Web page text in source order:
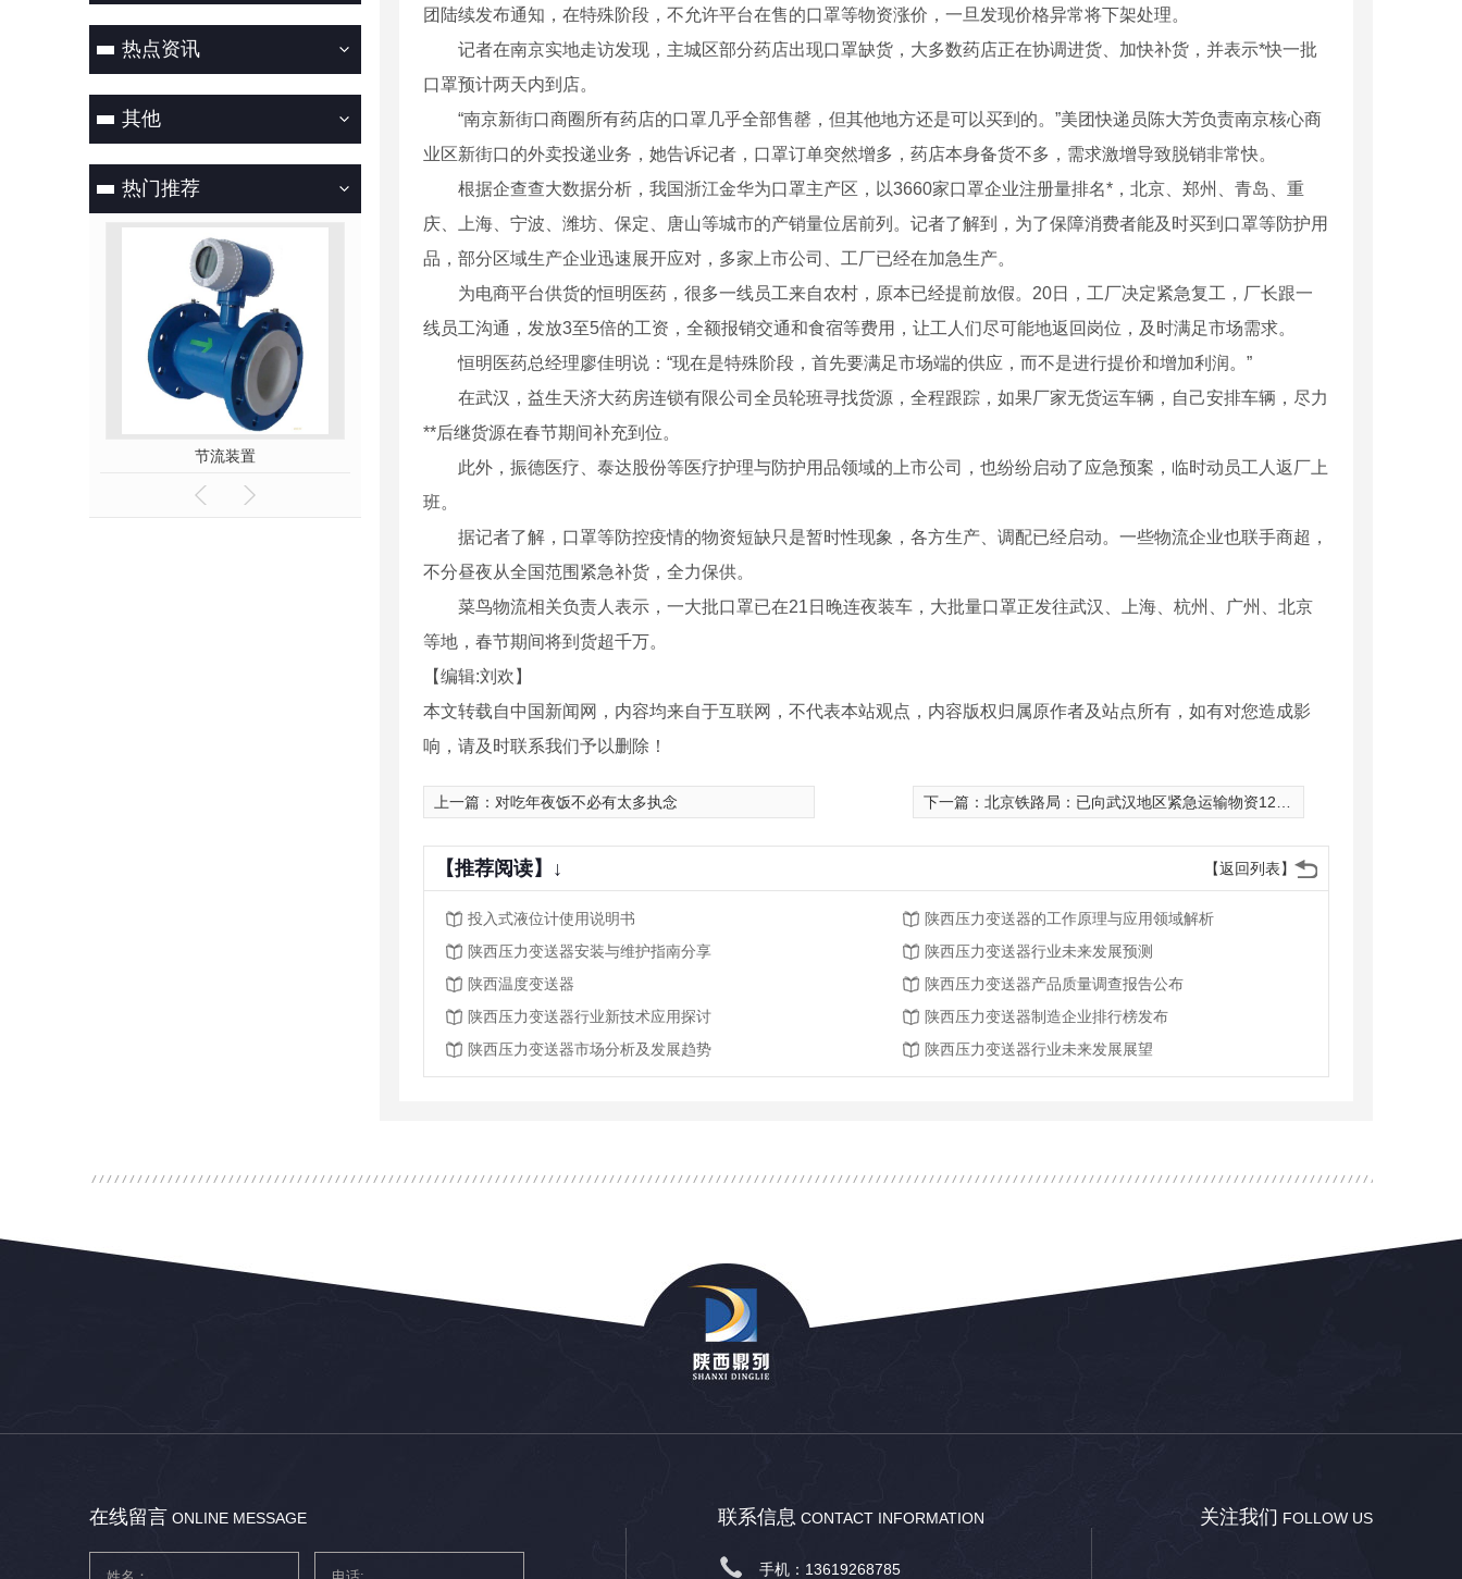
热点资讯
其他
热门推荐
节流装置 超声波液（物）位计 磁翻板液位计
团陆续发布通知，在特殊阶段，不允许平台在售的口罩等物资涨价，一旦发现价格异常将下架处理。
记者在南京实地走访发现，主城区部分药店出现口罩缺货，大多数药店正在协调进货、加快补货，并表示*快一批
口罩预计两天内到店。
“南京新街口商圈所有药店的口罩几乎全部售罄，但其他地方还是可以买到的。”美团快递员陈大芳负责南京核心商
业区新街口的外卖投递业务，她告诉记者，口罩订单突然增多，药店本身备货不多，需求激增导致脱销非常快。
根据企查查大数据分析，我国浙江金华为口罩主产区，以3660家口罩企业注册量排名*，北京、郑州、青岛、重
庆、上海、宁波、潍坊、保定、唐山等城市的产销量位居前列。记者了解到，为了保障消费者能及时买到口罩等防护用
品，部分区域生产企业迅速展开应对，多家上市公司、工厂已经在加急生产。
为电商平台供货的恒明医药，很多一线员工来自农村，原本已经提前放假。20日，工厂决定紧急复工，厂长跟一
线员工沟通，发放3至5倍的工资，全额报销交通和食宿等费用，让工人们尽可能地返回岗位，及时满足市场需求。
恒明医药总经理廖佳明说：“现在是特殊阶段，首先要满足市场端的供应，而不是进行提价和增加利润。”
在武汉，益生天济大药房连锁有限公司全员轮班寻找货源，全程跟踪，如果厂家无货运车辆，自己安排车辆，尽力
**后继货源在春节期间补充到位。
此外，振德医疗、泰达股份等医疗护理与防护用品领域的上市公司，也纷纷启动了应急预案，临时动员工人返厂上
班。
据记者了解，口罩等防控疫情的物资短缺只是暂时性现象，各方生产、调配已经启动。一些物流企业也联手商超，
不分昼夜从全国范围紧急补货，全力保供。
菜鸟物流相关负责人表示，一大批口罩已在21日晚连夜装车，大批量口罩正发往武汉、上海、杭州、广州、北京
等地，春节期间将到货超千万。
【编辑:刘欢】
本文转载自中国新闻网，内容均来自于互联网，不代表本站观点，内容版权归属原作者及站点所有，如有对您造成影
响，请及时联系我们予以删除！
上一篇： 对吃年夜饭不必有太多执念 下一篇： 北京铁路局：已向武汉地区紧急运输物资1200余件
【返回列表】
【推荐阅读】↓
投入式液位计使用说明书
陕西压力变送器的工作原理与应用领域解析
陕西压力变送器安装与维护指南分享
陕西压力变送器行业未来发展预测
陕西温度变送器
陕西压力变送器产品质量调查报告公布
陕西压力变送器行业新技术应用探讨
陕西压力变送器制造企业排行榜发布
陕西压力变送器市场分析及发展趋势
陕西压力变送器行业未来发展展望
在线留言 ONLINE MESSAGE 联系信息 CONTACT INFORMATION
手机：13619268785
关注我们 FOLLOW US